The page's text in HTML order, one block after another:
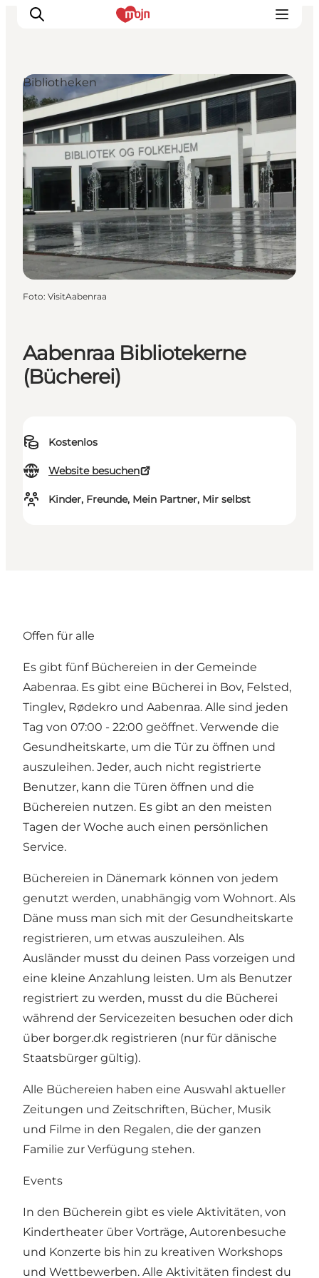
Erlebnisse
Städte und Regionen
Events
Übernachtung
Plane deine Reise
Booking
Aabenraa Bibliotekerne
(Bücherei)
Kostenlos
Website besuchen
Kinder, Freunde, Mein Partner, Mir selbst
Bibliotheken
Foto: VisitAabenraa
Offen für alle
Es gibt fünf Büchereien in der Gemeinde
Aabenraa. Es gibt eine Bücherei in Bov, Felsted,
Tinglev, Rødekro und Aabenraa. Alle sind jeden
Tag von 07:00 - 22:00 geöffnet. Verwende die
Gesundheitskarte, um die Tür zu öffnen und
auszuleihen. Jeder, auch nicht registrierte
Benutzer, kann die Türen öffnen und die
Büchereien nutzen. Es gibt an den meisten
Tagen der Woche auch einen persönlichen
Service.
Büchereien in Dänemark können von jedem
genutzt werden, unabhängig vom Wohnort. Als
Däne muss man sich mit der Gesundheitskarte
registrieren, um etwas auszuleihen. Als
Ausländer musst du deinen Pass vorzeigen und
eine kleine Anzahlung leisten. Um als Benutzer
registriert zu werden, musst du die Bücherei
während der Servicezeiten besuchen oder dich
über borger.dk registrieren (nur für dänische
Staatsbürger gültig).
Alle Büchereien haben eine Auswahl aktueller
Zeitungen und Zeitschriften, Bücher, Musik
und Filme in den Regalen, die der ganzen
Familie zur Verfügung stehen.
Events
In den Bücherein gibt es viele Aktivitäten, von
Kindertheater über Vorträge, Autorenbesuche
und Konzerte bis hin zu kreativen Workshops
und Wettbewerben. Alle Aktivitäten findest du